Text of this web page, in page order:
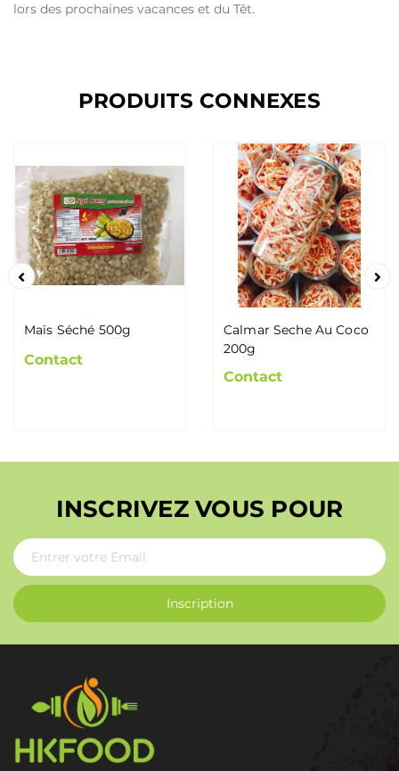
lors des prochaines vacances et du Têt.
PRODUITS CONNEXES
Maïs Séché 500g
Contact
Calmar Seche Au Coco
200g
Contact
INSCRIVEZ VOUS POUR
Inscription